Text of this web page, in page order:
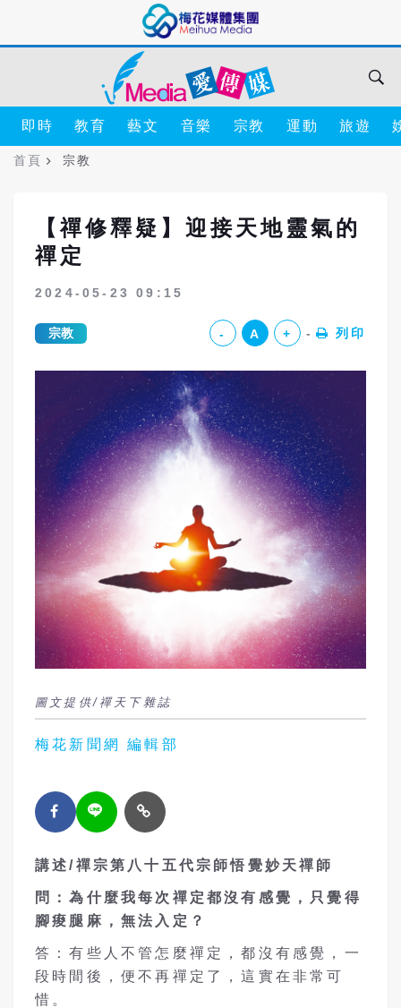
即時 教育 藝文 音樂 宗教 運動 旅遊
首頁 宗教
【禪修釋疑】迎接天地靈氣的
禪定
2024-05-23 09:15
宗教 - A + 列印
圖文提供/禪天下雜誌
梅花新聞網 編輯部
講述/禪宗第八十五代宗師悟覺妙天禪師
問：為什麼我每次禪定都沒有感覺，只覺得
腳痠腿麻 ，無法入定？
答：有些人不管怎麼禪定，都沒有感覺，一
段時間後，便不再禪定了，這實在非常可
惜。